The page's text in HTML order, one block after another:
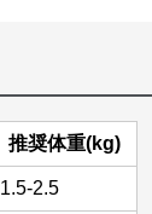
推奨体重(kg)
1.5-2.5